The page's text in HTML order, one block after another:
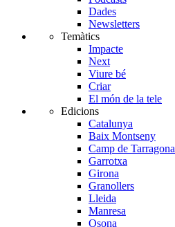
Dades
Newsletters
Temàtics
Impacte
Next
Viure bé
Criar
El món de la tele
Edicions
Catalunya
Baix Montseny
Camp de Tarragona
Garrotxa
Girona
Granollers
Lleida
Manresa
Osona